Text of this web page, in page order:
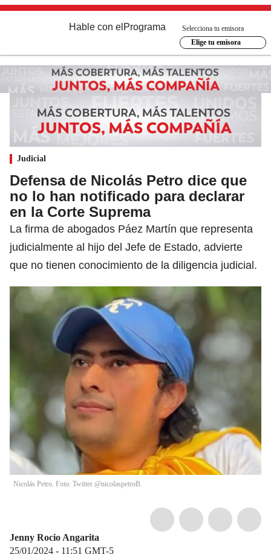
Hable con el Programa
Selecciona tu emisora
Elige tu emisora
Judicial
Defensa de Nicolás Petro dice que
no lo han notificado para declarar
en la Corte Suprema
La firma de abogados Páez Martín que representa
judicialmente al hijo del Jefe de Estado, advierte
que no tienen conocimiento de la diligencia judicial.
Nicolás Petro. Foto: Twitter @nicolaspetroB.
Jenny Rocio Angarita
25/01/2024 - 11:51 GMT-5